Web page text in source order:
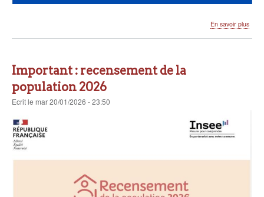
En savoir plussur
Important : recensement de la
population 2026
Ecritle mar 20/01/2026 - 23:50